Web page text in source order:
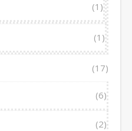
(1)
(1)
(17)
(6)
(2)